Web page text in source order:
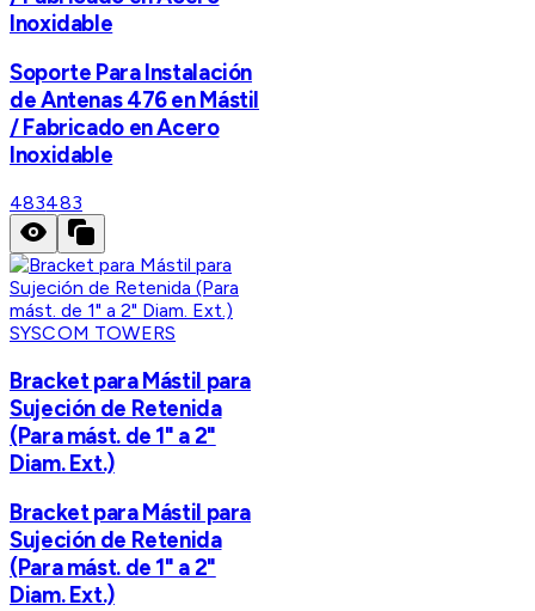
Inoxidable
Soporte Para Instalación
de Antenas 476 en Mástil
/ Fabricado en Acero
Inoxidable
483483
SYSCOM TOWERS
Bracket para Mástil para
Sujeción de Retenida
(Para mást. de 1" a 2"
Diam. Ext.)
Bracket para Mástil para
Sujeción de Retenida
(Para mást. de 1" a 2"
Diam. Ext.)